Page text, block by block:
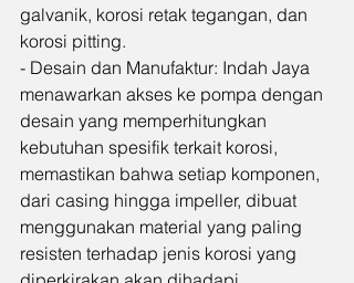
galvanik, korosi retak tegangan, dan
korosi pitting.
- Desain dan Manufaktur: Indah Jaya
menawarkan akses ke pompa dengan
desain yang memperhitungkan
kebutuhan spesifik terkait korosi,
memastikan bahwa setiap komponen,
dari casing hingga impeller, dibuat
menggunakan material yang paling
resisten terhadap jenis korosi yang